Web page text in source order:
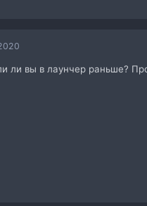
ли вы в лаунчер раньше?